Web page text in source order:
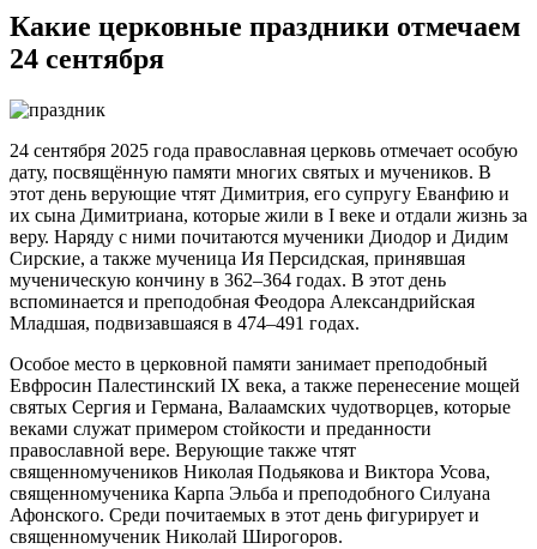
Какие церковные праздники отмечаем
24 сентября
24 сентября 2025 года православная церковь отмечает особую
дату, посвящённую памяти многих святых и мучеников. В
этот день верующие чтят Димитрия, его супругу Еванфию и
их сына Димитриана, которые жили в I веке и отдали жизнь за
веру. Наряду с ними почитаются мученики Диодор и Дидим
Сирские, а также мученица Ия Персидская, принявшая
мученическую кончину в 362–364 годах. В этот день
вспоминается и преподобная Феодора Александрийская
Младшая, подвизавшаяся в 474–491 годах.
Особое место в церковной памяти занимает преподобный
Евфросин Палестинский IX века, а также перенесение мощей
святых Сергия и Германа, Валаамских чудотворцев, которые
веками служат примером стойкости и преданности
православной вере. Верующие также чтят
священномучеников Николая Подьякова и Виктора Усова,
священномученика Карпа Эльба и преподобного Силуана
Афонского. Среди почитаемых в этот день фигурирует и
священномученик Николай Широгоров.